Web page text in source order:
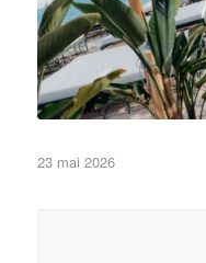
•Eléments de décor•
23 mai 2026